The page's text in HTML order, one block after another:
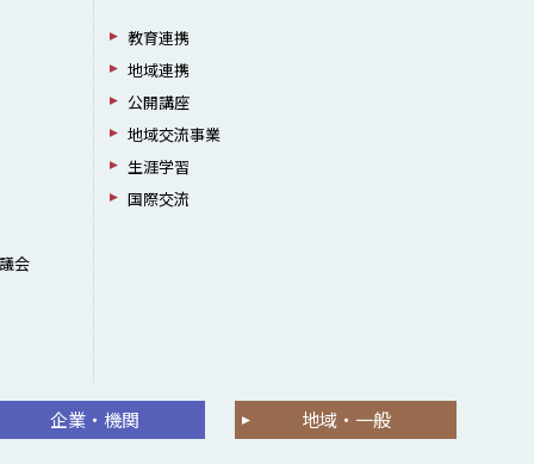
会
教育連携
地域連携
公開講座
地域交流事業
生涯学習
国際交流
企業・機関 地域・一般